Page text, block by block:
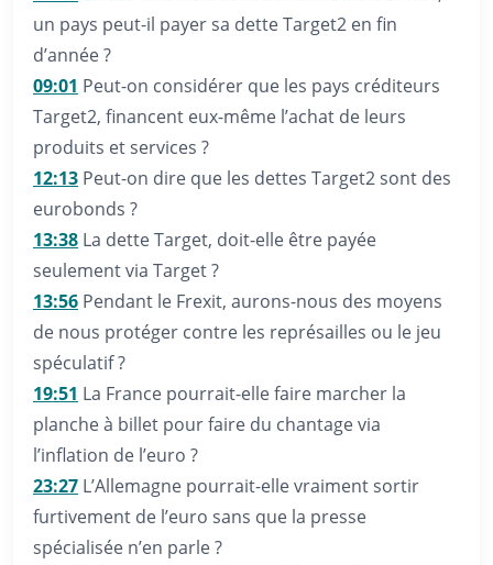
un pays peut-il payer sa dette Target2 en fin
d’année ?
09:01 Peut-on considérer que les pays créditeurs
Target2, financent eux-même l’achat de leurs
produits et services ?
12:13 Peut-on dire que les dettes Target2 sont des
eurobonds ?
13:38 La dette Target, doit-elle être payée
seulement via Target ?
13:56 Pendant le Frexit, aurons-nous des moyens
de nous protéger contre les représailles ou le jeu
spéculatif ?
19:51 La France pourrait-elle faire marcher la
planche à billet pour faire du chantage via
l’inflation de l’euro ?
23:27 L’Allemagne pourrait-elle vraiment sortir
furtivement de l’euro sans que la presse
spécialisée n’en parle ?